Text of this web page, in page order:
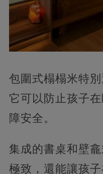
包圍式榻榻米特
它可以防止孩子
障安全。
集成的書桌和壁
極致，還能讓孩